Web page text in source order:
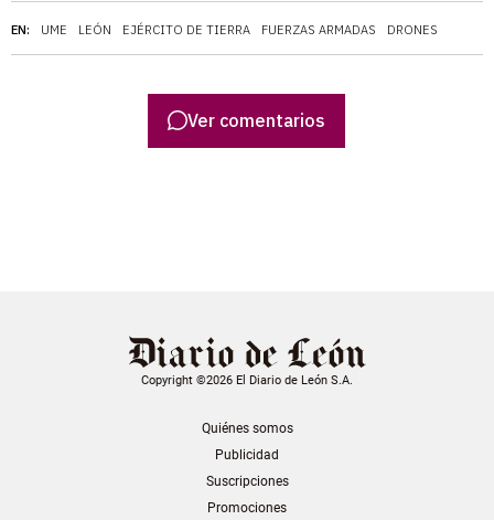
EN: UME LEÓN EJÉRCITO DE TIERRA FUERZAS ARMADAS DRONES
Ver comentarios
Copyright ©2026 El Diario de León S.A.
Quiénes somos
Publicidad
Suscripciones
Promociones